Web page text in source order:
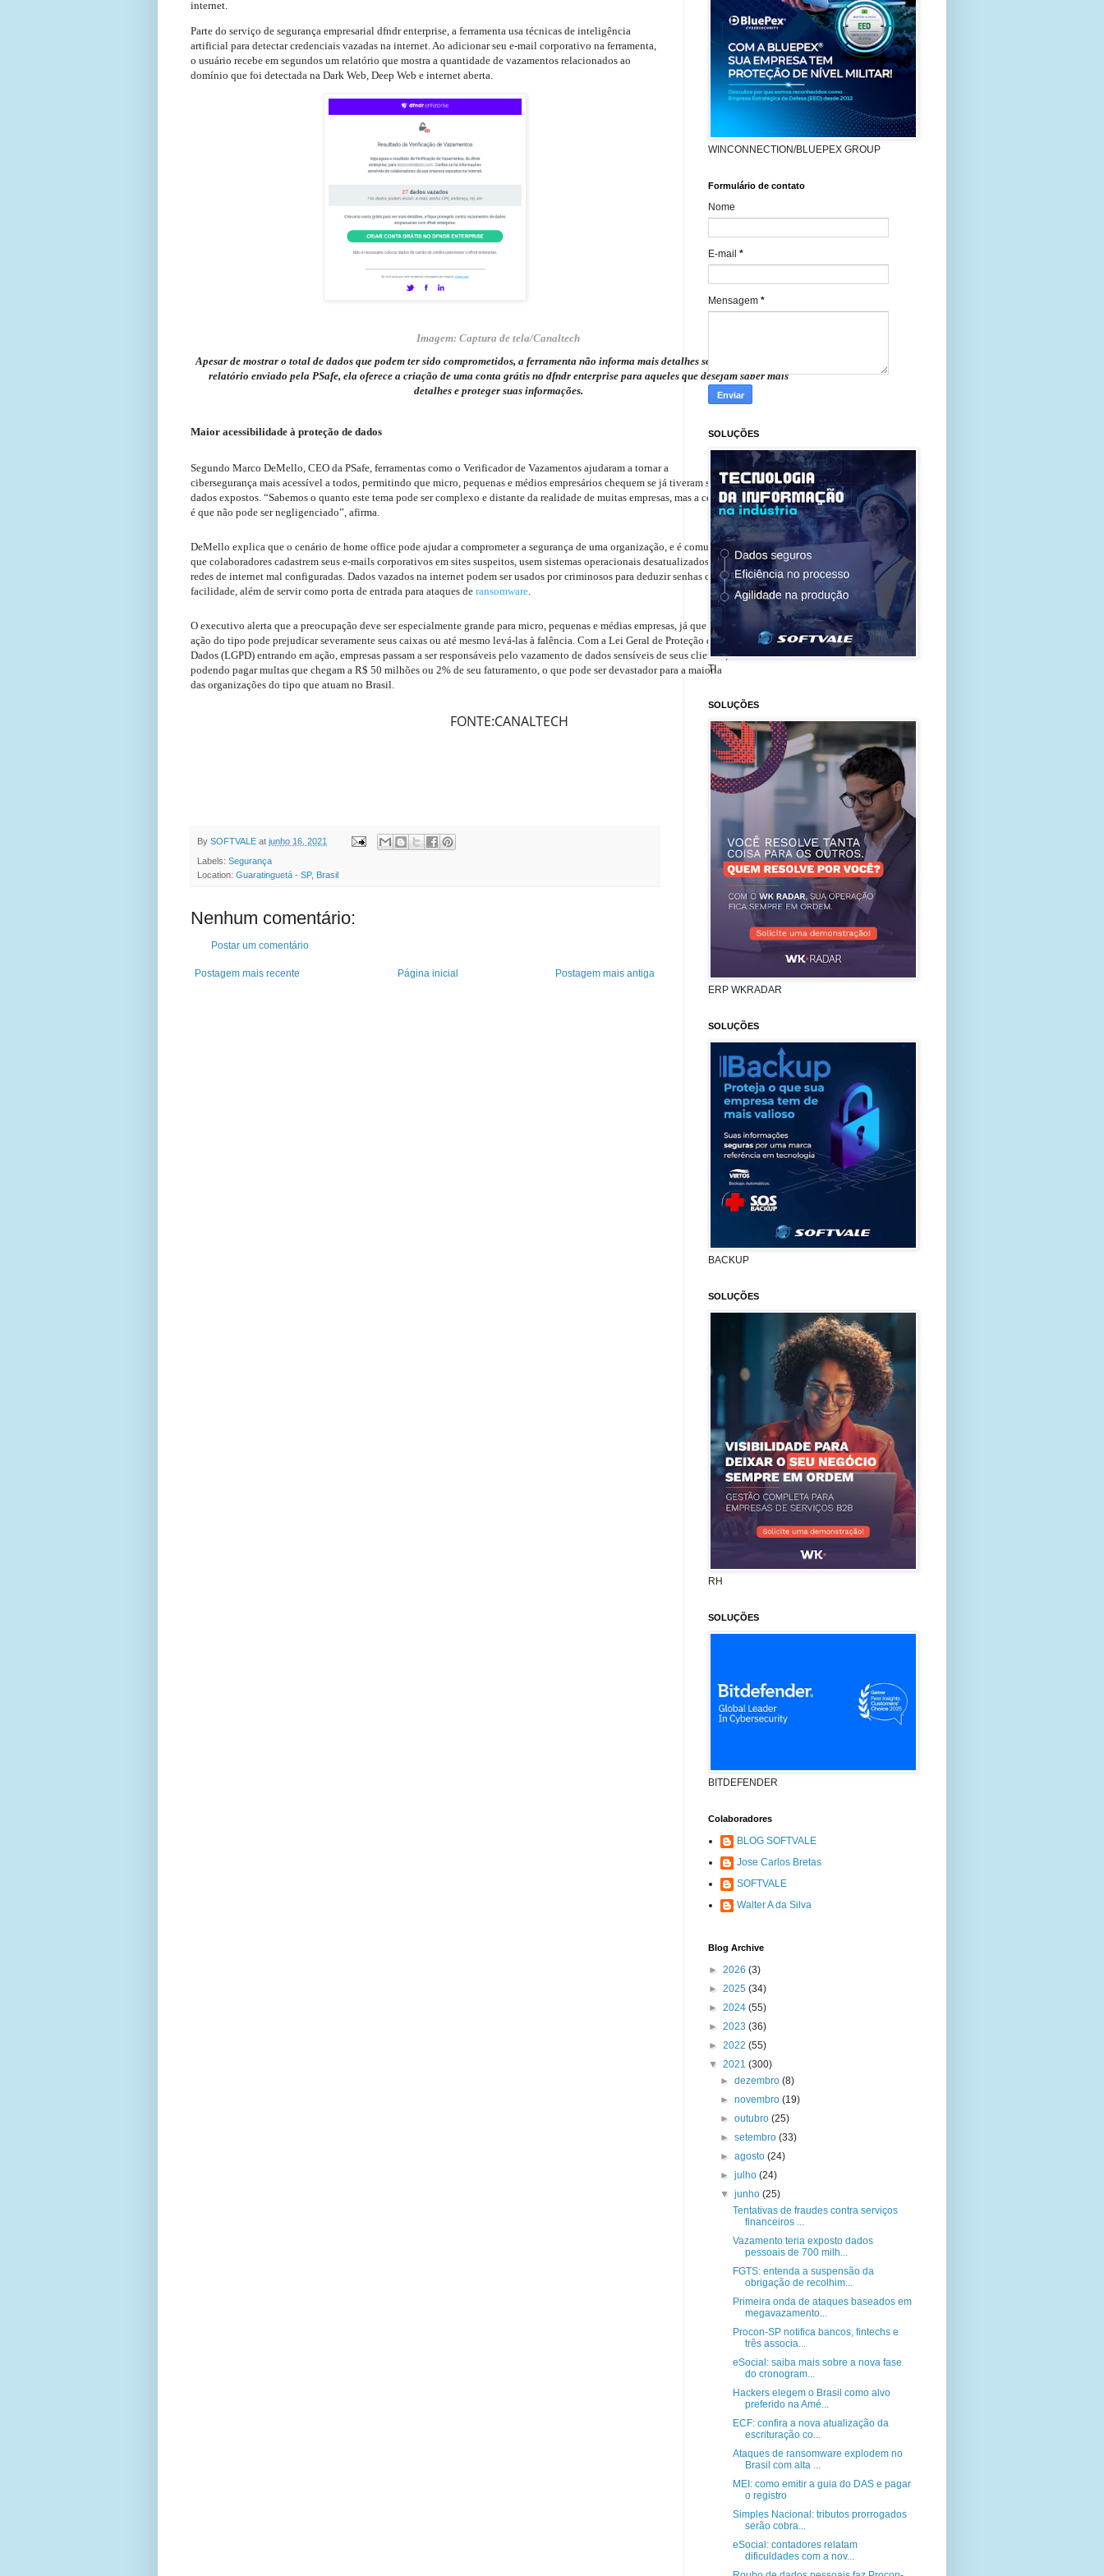
internet.
Parte do serviço de segurança empresarial dfndr enterprise, a ferramenta usa técnicas de inteligência
artificial para detectar credenciais vazadas na internet. Ao adicionar seu e-mail corporativo na ferramenta,
o usuário recebe em segundos um relatório que mostra a quantidade de vazamentos relacionados ao
domínio que foi detectada na Dark Web, Deep Web e internet aberta.
Imagem: Captura de tela/Canaltech
Apesar de mostrar o total de dados que podem ter sido comprometidos, a ferramenta não informa mais detalhes sobre eles. Ao final do
relatório enviado pela PSafe, ela oferece a criação de uma conta grátis no dfndr enterprise para aqueles que desejam saber mais
detalhes e proteger suas informações.
Maior acessibilidade à proteção de dados
Segundo Marco DeMello, CEO da PSafe, ferramentas como o Verificador de Vazamentos ajudaram a tornar a
cibersegurança mais acessível a todos, permitindo que micro, pequenas e médios empresários chequem se já tiveram seus
dados expostos. “Sabemos o quanto este tema pode ser complexo e distante da realidade de muitas empresas, mas a certeza
é que não pode ser negligenciado”, afirma.
DeMello explica que o cenário de home office pode ajudar a comprometer a segurança de uma organização, e é comum
que colaboradores cadastrem seus e-mails corporativos em sites suspeitos, usem sistemas operacionais desatualizados ou
redes de internet mal configuradas. Dados vazados na internet podem ser usados por criminosos para deduzir senhas com
facilidade, além de servir como porta de entrada para ataques de ransomware
O executivo alerta que a preocupação deve ser especialmente grande para micro, pequenas e médias empresas, já que uma
ação do tipo pode prejudicar severamente seus caixas ou até mesmo levá-las à falência. Com a Lei Geral de Proteção de
Dados (LGPD) entrando em ação, empresas passam a ser responsáveis pelo vazamento de dados sensíveis de seus clientes,
podendo pagar multas que chegam a R$ 50 milhões ou 2% de seu faturamento, o que pode ser devastador para a maioria
das organizações do tipo que atuam no Brasil.
FONTE:CANALTECH
By SOFTVALE at junho 16, 2021
Labels: Segurança
Location: Guaratinguetá - SP, Brasil
Nenhum comentário:
Postar um comentário
Postagem mais recente Postagem mais antiga
Página inicial
WINCONNECTION/BLUEPEX GROUP
Formulário de contato
Nome
E-mail *
Mensagem *
SOLUÇÕES
TI
SOLUÇÕES
ERP WKRADAR
SOLUÇÕES
BACKUP
SOLUÇÕES
RH
SOLUÇÕES
BITDEFENDER
Colaboradores
BLOG SOFTVALE
Jose Carlos Bretas
SOFTVALE
Walter A da Silva
Blog Archive
► 2026 (3)
► 2025 (34)
► 2024 (55)
► 2023 (36)
► 2022 (55)
▼ 2021 (300)
►dezembro(8)
►novembro(19)
►outubro(25)
►setembro(33)
►agosto(24)
►julho(24)
▼junho(25)
Tentativas de fraudes contra serviços
financeiros ...
Vazamento teria exposto dados
pessoais de 700 milh...
FGTS: entenda a suspensão da
obrigação de recolhim...
Primeira onda de ataques baseados em
megavazamento...
Procon-SP notifica bancos, fintechs e
três associa...
eSocial: saiba mais sobre a nova fase
do cronogram...
Hackers elegem o Brasil como alvo
preferido na Amé...
ECF: confira a nova atualização da
escrituração co...
Ataques de ransomware explodem no
Brasil com alta ...
MEI: como emitir a guia do DAS e pagar
o registro
Simples Nacional: tributos prorrogados
serão cobra...
eSocial: contadores relatam
dificuldades com a nov...